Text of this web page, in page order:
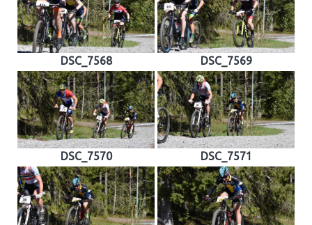
DSC_7568 DSC_7569
DSC_7570 DSC_7571